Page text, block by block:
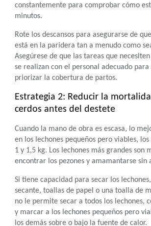
constantemente para comprobar cómo
minutos.
Rote los descansos para asegurarse de
está en la paridera tan a menudo como
Asegúrese de que las tareas que necesiten
se realizan con el personal adecuado para
priorizar la cobertura de partos.
Estrategia 2: Reducir la
cerdos antes del destete
Cuando la mano de obra es escasa, lo
en los lechones pequeños pero viables,
1 y 1,5 kg. Los lechones más grandes son
encontrar los pezones y amamantarse sin
Si tiene capacidad para secar los
secante, toallas de papel o una toalla de
no le permite secar a todos los lechones,
y marcar a los lechones pequeños pero
los demás sobre o bajo la fuente de calor.